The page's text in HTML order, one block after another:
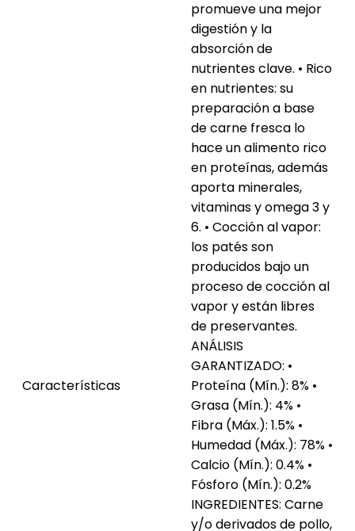
Características
promueve una mejor
digestión y la
absorción de
nutrientes clave. • Rico
en nutrientes: su
preparación a base
de carne fresca lo
hace un alimento rico
en proteínas, además
aporta minerales,
vitaminas y omega 3 y
6. • Cocción al vapor:
los patés son
producidos bajo un
proceso de cocción al
vapor y están libres
de preservantes.
ANÁLISIS
GARANTIZADO: •
Proteína (Mín.): 8% •
Grasa (Mín.): 4% •
Fibra (Máx.): 1.5% •
Humedad (Máx.): 78% •
Calcio (Mín.): 0.4% •
Fósforo (Mín.): 0.2%
INGREDIENTES: Carne
y/o derivados de pollo,